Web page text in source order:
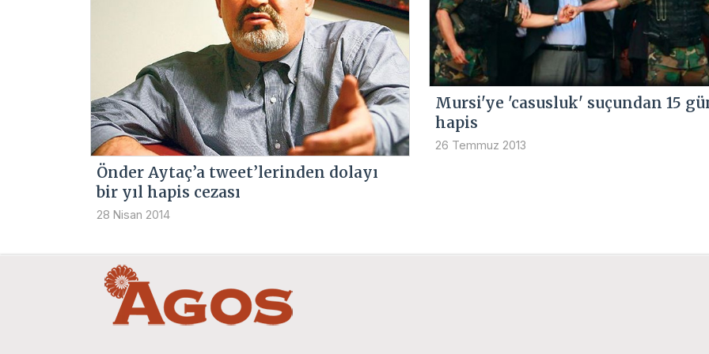
Önder Aytaç’a tweet’lerinden dolayı
bir yıl hapis cezası
28 Nisan 2014
Mursi'ye 'casusluk' suçundan 15
hapis
26 Temmuz 2013